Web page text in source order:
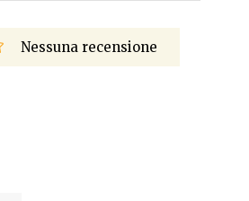
Nessuna recensione